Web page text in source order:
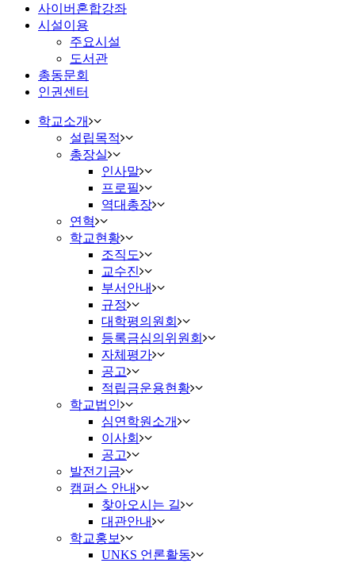
사이버혼합강좌
시설이용
주요시설
도서관
총동문회
인권센터
학교소개
설립목적
총장실
인사말
프로필
역대총장
연혁
학교현황
조직도
교수진
부서안내
규정
대학평의원회
등록금심의위원회
자체평가
공고
적립금운용현황
학교법인
심연학원소개
이사회
공고
발전기금
캠퍼스 안내
찾아오시는 길
대관안내
학교홍보
UNKS 언론활동